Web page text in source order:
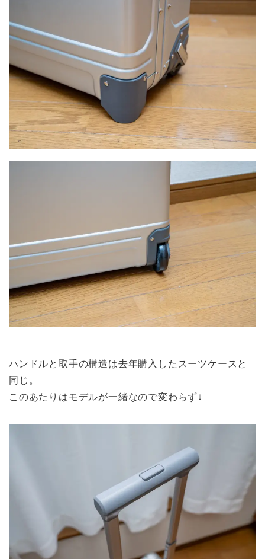
ハンドルと取手の構造は去年購入したスーツケースと
同じ。
このあたりはモデルが一緒なので変わらず↓